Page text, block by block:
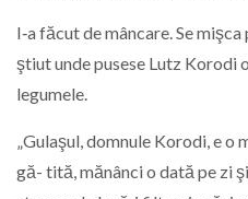
I‑a făcut de mâncare. Se
ştiut unde pusese Lutz Korodi
legumele.
„Gulaşul, domnule Korodi, e o
gă- tită, mănânci o dată pe zi